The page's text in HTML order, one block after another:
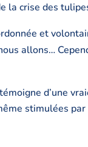
la crise des
et
allons…
d’une
stimulées